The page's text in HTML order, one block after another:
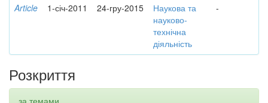
Article 1-січ-2011 24-гру-2015
Наукова та
науково-
технічна
діяльність
-
Розкриття
за темами